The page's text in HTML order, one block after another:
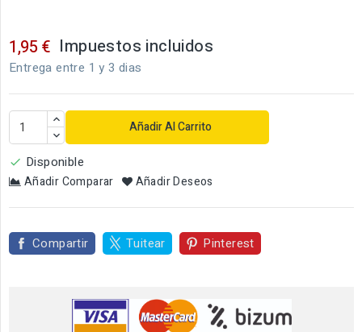
1,95 € Impuestos incluidos
Entrega entre 1 y 3 dias
Añadir Al Carrito
 Disponible
Añadir Comparar Añadir Deseos
Compartir Tuitear Pinterest